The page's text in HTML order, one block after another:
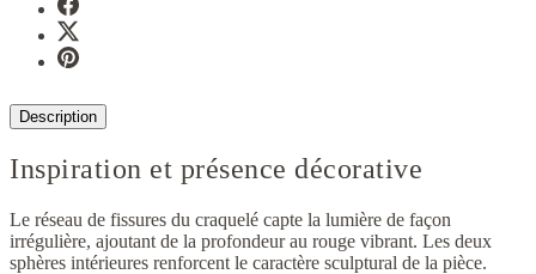
Description
Inspiration et présence décorative
Le réseau de fissures du craquelé capte la lumière de façon
irrégulière, ajoutant de la profondeur au rouge vibrant. Les deux
sphères intérieures renforcent le caractère sculptural de la pièce.